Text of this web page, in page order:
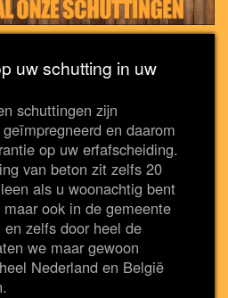
uw schutting in uw
schuttingen zijn
en daarom
op uw erfafscheiding.
van beton zit zelfs 20
als u woonachtig bent
ook in de gemeente
zelfs door heel de
we maar gewoon
Nederland en België